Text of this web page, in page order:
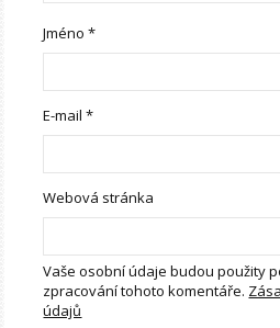
Jméno*
E-mail*
Webová stránka
Vaše osobní údaje budou použity
zpracování tohoto komentáře.
údajů